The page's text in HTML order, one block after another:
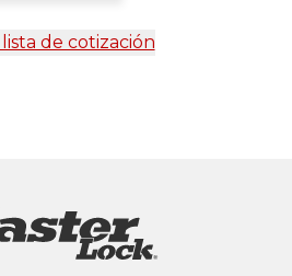
de cotización